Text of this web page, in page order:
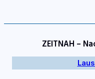
ZEITNAH –